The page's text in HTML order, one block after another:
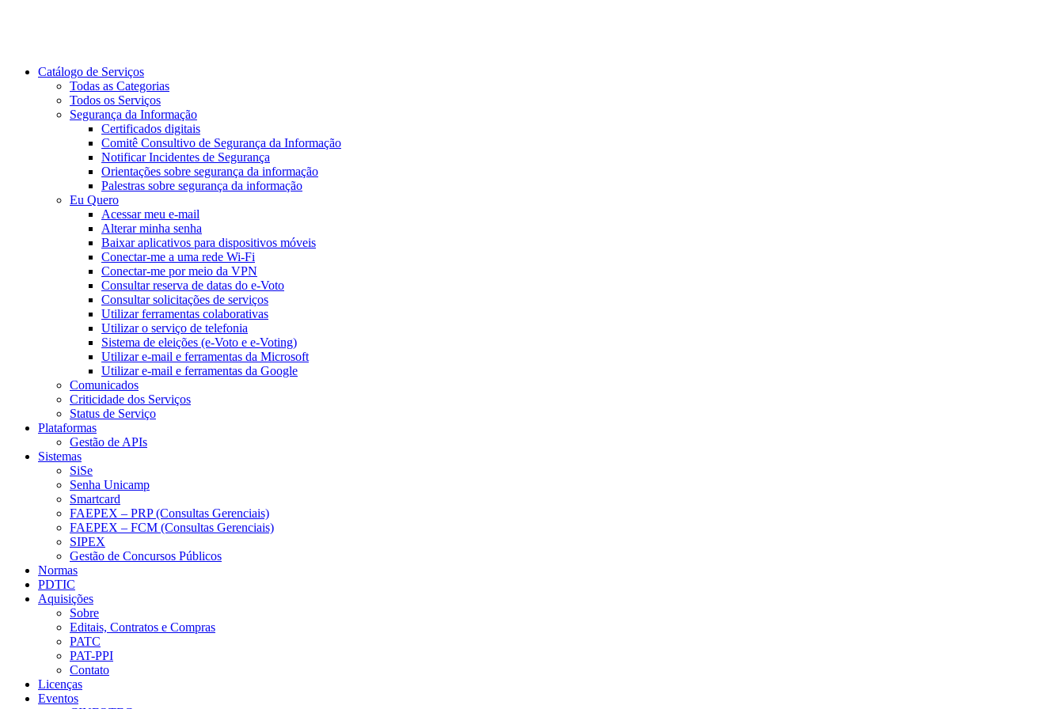
Catálogo de Serviços
Todas as Categorias
Todos os Serviços
Segurança da Informação
Certificados digitais
Comitê Consultivo de Segurança da Informação
Notificar Incidentes de Segurança
Orientações sobre segurança da informação
Palestras sobre segurança da informação
Eu Quero
Acessar meu e-mail
Alterar minha senha
Baixar aplicativos para dispositivos móveis
Conectar-me a uma rede Wi-Fi
Conectar-me por meio da VPN
Consultar reserva de datas do e-Voto
Consultar solicitações de serviços
Utilizar ferramentas colaborativas
Utilizar o serviço de telefonia
Sistema de eleições (e-Voto e e-Voting)
Utilizar e-mail e ferramentas da Microsoft
Utilizar e-mail e ferramentas da Google
Comunicados
Criticidade dos Serviços
Status de Serviço
Plataformas
Gestão de APIs
Sistemas
SiSe
Senha Unicamp
Smartcard
FAEPEX – PRP (Consultas Gerenciais)
FAEPEX – FCM (Consultas Gerenciais)
SIPEX
Gestão de Concursos Públicos
Normas
PDTIC
Aquisições
Sobre
Editais, Contratos e Compras
PATC
PAT-PPI
Contato
Licenças
Eventos